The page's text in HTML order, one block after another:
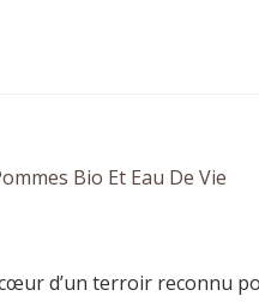
Bio Et Eau De Vie
d’un terroir reconnu